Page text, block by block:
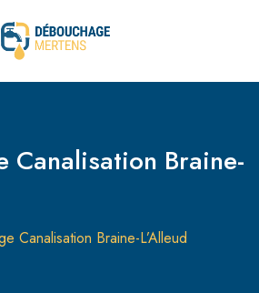
Canalisation Braine-
Canalisation Braine-L’Alleud